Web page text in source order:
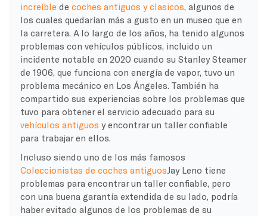
increíble de coches antiguos y clasicos , algunos de
los cuales quedarían más a gusto en un museo que en
la carretera. A lo largo de los años, ha tenido algunos
problemas con vehículos públicos, incluido un
incidente notable en 2020 cuando su Stanley Steamer
de 1906, que funciona con energía de vapor, tuvo un
problema mecánico en Los Ángeles. También ha
compartido sus experiencias sobre los problemas que
tuvo para obtener el servicio adecuado para su
vehículos antiguos y encontrar un taller confiable
para trabajar en ellos.
Incluso siendo uno de los más famosos
Coleccionistas de coches antiguos Jay Leno tiene
problemas para encontrar un taller confiable, pero
con una buena garantía extendida de su lado, podría
haber evitado algunos de los problemas de su